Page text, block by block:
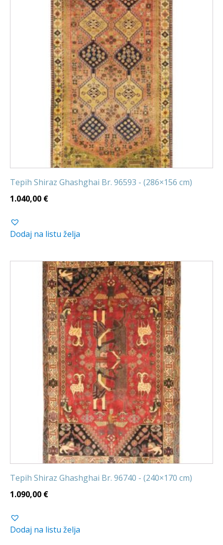
Tepih Shiraz Ghashghai Br. 96593 - (286×156 cm)
1.040,00 €
Dodaj na listu želja
Tepih Shiraz Ghashghai Br. 96740 - (240×170 cm)
1.090,00 €
Dodaj na listu želja